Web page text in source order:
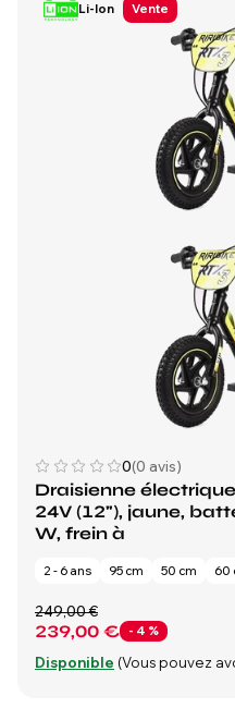
Li-Ion Vente
0(0 avis)
Draisienne
24V (12"), jaune,
W, frein à
2 - 6 ans 95 cm 50 cm 60
239,00 € - 4 %
249,00 €
Disponible (Vous pouvez